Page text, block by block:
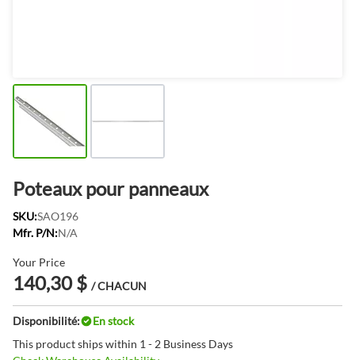
Poteaux pour panneaux
SKU:SAO196
Mfr. P/N:N/A
Your Price
140,30 $ / CHACUN
Disponibilité:
En stock
This product ships within 1 - 2 Business Days